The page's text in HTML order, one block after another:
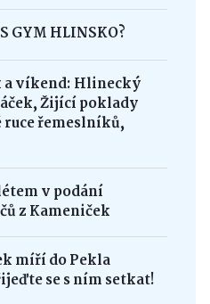
GYM HLINSKO?
a víkend: Hlinecký
Žijící poklady
ruce řemeslníků,
v podání
z Kameniček
míří do Pekla
se s ním setkat!